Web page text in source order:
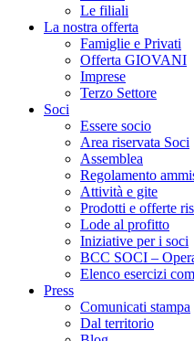
Le filiali
La nostra offerta
Famiglie e Privati
Offerta GIOVANI
Imprese
Terzo Settore
Soci
Essere socio
Area riservata Soci
Assemblea
Regolamento
Attività e gite
Prodotti e offerte
Lode al profitto
Iniziative per i soci
BCC SOCI –
Elenco esercizi
Press
Comunicati stampa
Dal territorio